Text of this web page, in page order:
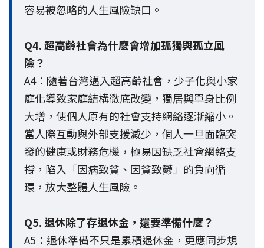
容易被忽略的人生風險缺口。
Q4. 超高齡社會為什麼會增加孤獨與孤立風
險？
A4：隨著台灣邁入超高齡社會，少子化與小家
庭化導致家庭結構徹底改變，獨居與單身比例
大增，使個人原有的社會支持網絡逐漸縮小。
當人際互動與外部支援減少，個人一旦面臨突
發的健康或財務危機，極易因缺乏社會網絡支
撐，陷入「因病致貧、因貧致鬱」的負向循
環，放大整體人生風險。
Q5. 退休除了存退休金，還要準備什麼？
A5：退休準備不只是累積退休金，更應同步規